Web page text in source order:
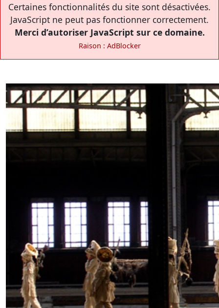
Certaines fonctionnalités du site sont désactivées.
JavaScript ne peut pas fonctionner correctement.
Merci d’autoriser JavaScript sur ce domaine.
Raison : AdBlocker